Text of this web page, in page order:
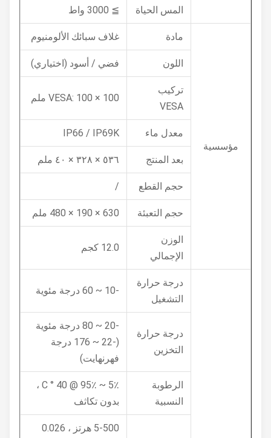
المس الحياة ≧ 3000 واط
مؤسسية
غلاف سبائك الألومنيوم
اللون فضي / أسود (اختياري)
تركيب
VESA
VESA: 100 × 100 ملم
معدل ماء IP66 / IP69K
بعد المنتج
حجم القطع
حجم التعبئة 630 × 190 × 480 ملم
الوزن
الإجمالي
درجة حرارة
التشغيل
-10 ~ 60 درجة مئوية
درجة حرارة
التخزين
-20 ~ 80 درجة مئوية
(-22 ~ 176 درجة
فهرنهايت)
الرطوبة
النسبية
5٪ ~ 95٪ @ 40 ° C ،
بدون تكاثف
5-500 هرتز ، 0.026